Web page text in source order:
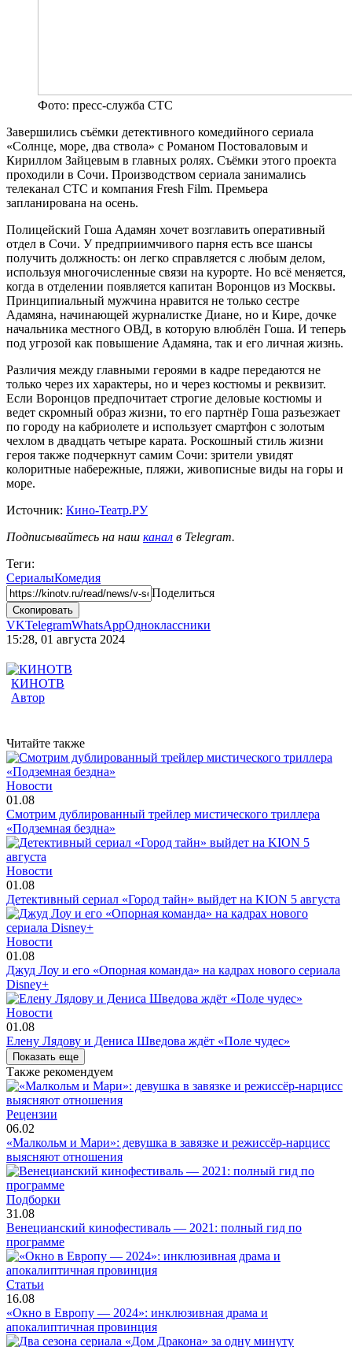
Фото: пресс-служба СТС
Завершились съёмки детективного комедийного сериала
«Солнце, море, два ствола» с Романом Постоваловым и
Кириллом Зайцевым в главных ролях. Съёмки этого проекта
проходили в Сочи. Производством сериала занимались
телеканал СТС и компания Fresh Film. Премьера
запланирована на осень.
Полицейский Гоша Адамян хочет возглавить оперативный
отдел в Сочи. У предприимчивого парня есть все шансы
получить должность: он легко справляется с любым делом,
используя многочисленные связи на курорте. Но всё меняется,
когда в отделении появляется капитан Воронцов из Москвы.
Принципиальный мужчина нравится не только сестре
Адамяна, начинающей журналистке Диане, но и Кире, дочке
начальника местного ОВД, в которую влюблён Гоша. И теперь
под угрозой как повышение Адамяна, так и его личная жизнь.
Различия между главными героями в кадре передаются не
только через их характеры, но и через костюмы и реквизит.
Если Воронцов предпочитает строгие деловые костюмы и
ведет скромный образ жизни, то его партнёр Гоша разъезжает
по городу на кабриолете и использует смартфон с золотым
чехлом в двадцать четыре карата. Роскошный стиль жизни
героя также подчеркнут самим Сочи: зрители увидят
колоритные набережные, пляжи, живописные виды на горы и
море.
Источник: Кино-Театр.РУ
Подписывайтесь на наш канал в Telegram.
Теги:
СериалыКомедия
Поделиться
Скопировать
VKTelegramWhatsAppОдноклассники
15:28, 01 августа 2024
КИНОТВ
Автор
Читайте также
Новости
01.08
Смотрим дублированный трейлер мистического триллера
«Подземная бездна»
Новости
01.08
Детективный сериал «Город тайн» выйдет на KION 5 августа
Новости
01.08
Джуд Лоу и его «Опорная команда» на кадрах нового сериала
Disney+
Новости
01.08
Елену Лядову и Дениса Шведова ждёт «Поле чудес»
Показать еще
Также рекомендуем
Рецензии
06.02
«Малкольм и Мари»: девушка в завязке и режиссёр-нарцисс
выясняют отношения
Подборки
31.08
Венецианский кинофестиваль — 2021: полный гид по
программе
Статьи
16.08
«Окно в Европу — 2024»: инклюзивная драма и
апокалиптичная провинция